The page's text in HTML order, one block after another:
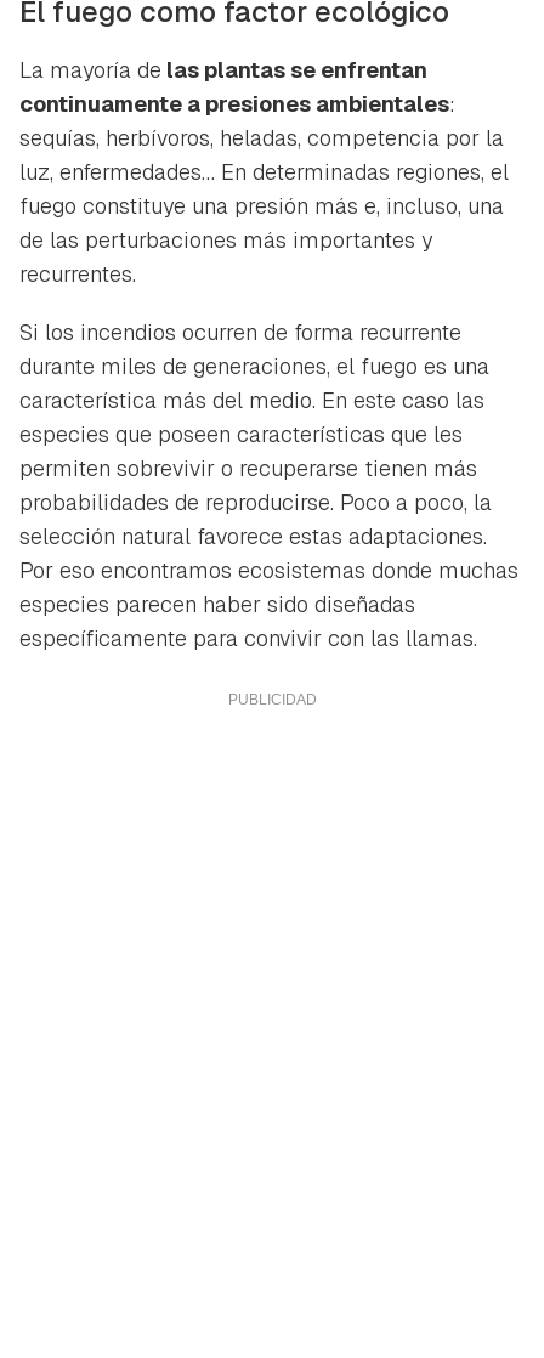
El fuego como factor ecológico
La mayoría de las plantas se enfrentan
continuamente a presiones ambientales:
sequías, herbívoros, heladas, competencia por la
luz, enfermedades… En determinadas regiones, el
fuego constituye una presión más e, incluso, una
de las perturbaciones más importantes y
recurrentes.
Si los incendios ocurren de forma recurrente
durante miles de generaciones, el fuego es una
característica más del medio. En este caso las
especies que poseen características que les
permiten sobrevivir o recuperarse tienen más
probabilidades de reproducirse. Poco a poco, la
selección natural favorece estas adaptaciones.
Por eso encontramos ecosistemas donde muchas
especies parecen haber sido diseñadas
específicamente para convivir con las llamas.